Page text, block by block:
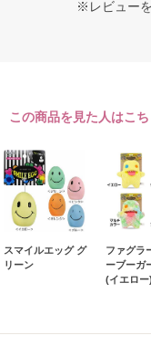
※レビュー
この商品を見た人はこ
スマイルエッグ グ
リーン
ファグラ
ーブーガ
(イエロー)